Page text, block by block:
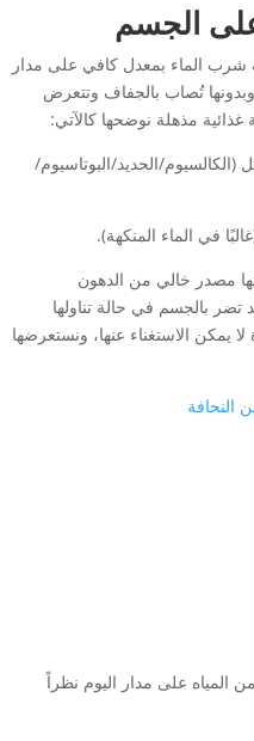
على الجسم
شرب الماء بمعدل كافي على مدار
تُصاب بالجفاف وتتعرض
مذهلة نوضحها كالآتي:
الحديد/البوتاسيوم/
في الماء المنكهة).
مصدر خالي من الدهون
تضر بالجسم في حالة تناولها
يمكن الاستغناء عنها، ونستعرضها
المياه على مدار اليوم نظراً